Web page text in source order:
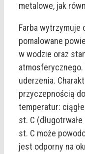
metalowe, jak
Farba wytrzymuje
pomalowane
w wodzie oraz
atmosferycznego.
uderzenia.
przyczepnością
temperatur:
st. C
st. C może
jest odporny na